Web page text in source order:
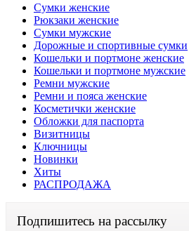
Сумки женские
Рюкзаки женские
Сумки мужские
Дорожные и спортивные сумки
Кошельки и портмоне женские
Кошельки и портмоне мужские
Ремни мужские
Ремни и пояса женские
Косметички женские
Обложки для паспорта
Визитницы
Ключницы
Новинки
Хиты
РАСПРОДАЖА
Подпишитесь на рассылку